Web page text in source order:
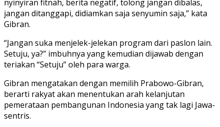
nyinyiran fitnah, berita negatif, tolong jangan dibalas,
jangan ditanggapi, didiamkan saja senyumin saja,” kata
Gibran.
“Jangan suka menjelek-jelekan program dari paslon lain.
Setuju, ya?” imbuhnya yang kemudian dijawab dengan
teriakan “Setuju” oleh para warga.
Gibran mengatakan dengan memilih Prabowo-Gibran,
berarti rakyat akan menentukan arah kelanjutan
pemerataan pembangunan Indonesia yang tak lagi Jawa-
sentris.